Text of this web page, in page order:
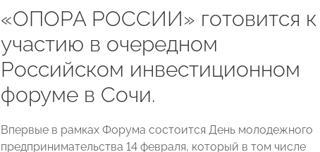
«ОПОРА РОССИИ» готовится к
участию в очередном
Российском инвестиционном
форуме в Сочи.
Впервые в рамках Форума состоится День молодежного
предпринимательства 14 февраля, который в том числе